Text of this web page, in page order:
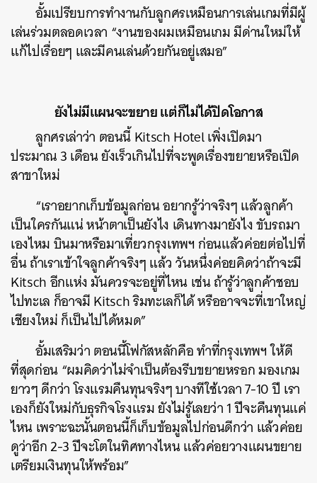
อั้มเปรียบการทำงานกับลูกศรเหมือนการเล่นเกมที่มีผู้
เล่นร่วมตลอดเวลา “งานของผมเหมือนเกม มีด่านใหม่ให้
แก้ไปเรื่อยๆ และมีคนเล่นด้วยกันอยู่เสมอ”
ยังไม่มีแผนจะขยาย แต่ก็ไม่ได้ปิดโอกาส
ลูกศรเล่าว่า ตอนนี้ Kitsch Hotel เพิ่งเปิดมา
ประมาณ 3 เดือน ยังเร็วเกินไปที่จะพูดเรื่องขยายหรือเปิด
สาขาใหม่
“เราอยากเก็บข้อมูลก่อน อยากรู้ว่าจริงๆ แล้วลูกค้า
เป็นใครกันแน่ หน้าตาเป็นยังไง เดินทางมายังไง ขับรถมา
เองไหม บินมาหรือมาเที่ยวกรุงเทพฯ ก่อนแล้วค่อยต่อไปที่
อื่น ถ้าเราเข้าใจลูกค้าจริงๆ แล้ว วันหนึ่งค่อยคิดว่าถ้าจะมี
Kitsch อีกแห่ง มันควรจะอยู่ที่ไหน เช่น ถ้ารู้ว่าลูกค้าชอบ
ไปทะเล ก็อาจมี Kitsch ริมทะเลก็ได้ หรืออาจจะที่เขาใหญ่
เชียงใหม่ ก็เป็นไปได้หมด”
อั้มเสริมว่า ตอนนี้โฟกัสหลักคือ ทำที่กรุงเทพฯ ให้ดี
ที่สุดก่อน “ผมคิดว่าไม่จำเป็นต้องรีบขยายหรอก มองเกม
ยาวๆ ดีกว่า โรงแรมคืนทุนจริงๆ บางทีใช้เวลา 7-10 ปี เรา
เองก็ยังใหม่กับธุรกิจโรงแรม ยังไม่รู้เลยว่า 1 ปีจะคืนทุนแค่
ไหน เพราะฉะนั้นตอนนี้ก็เก็บข้อมูลไปก่อนดีกว่า แล้วค่อย
ดูว่าอีก 2-3 ปีจะโตในทิศทางไหน แล้วค่อยวางแผนขยาย
เตรียมเงินทุนให้พร้อม”